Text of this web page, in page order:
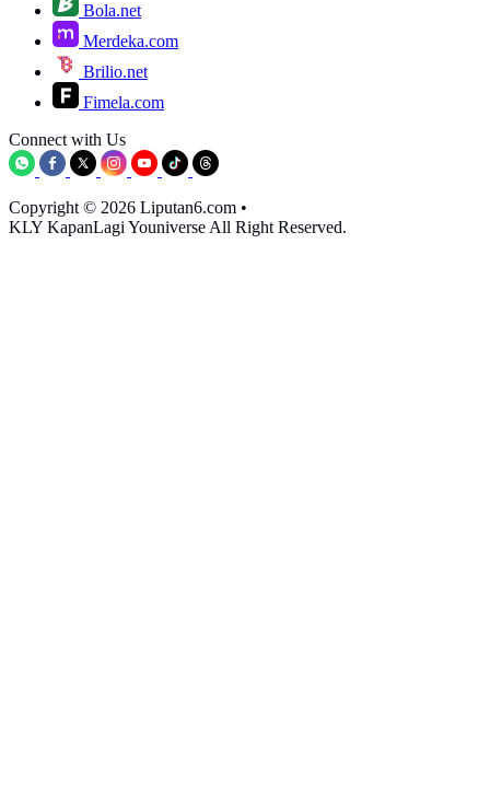
Bola.net
Merdeka.com
Brilio.net
Fimela.com
Connect with Us
Copyright © 2026 Liputan6.com •
KLY KapanLagi Youniverse All Right Reserved.